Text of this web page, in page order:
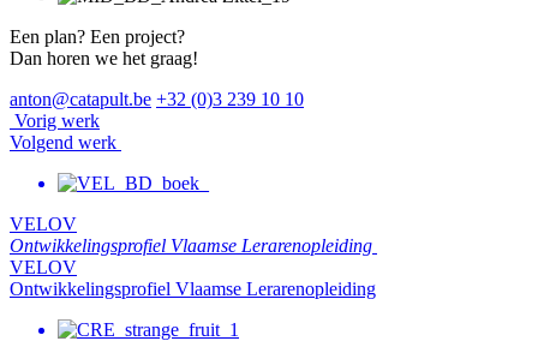
Een plan? Een project?
Dan horen we het graag!
anton@catapult.be +32 (0)3 239 10 10
Vorig werk
Volgend werk
VELOV
Ontwikkelingsprofiel Vlaamse Lerarenopleiding
VELOV
Ontwikkelingsprofiel Vlaamse Lerarenopleiding